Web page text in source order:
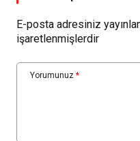
E-posta adresiniz
işaretlenmişlerdir
Yorumunuz *